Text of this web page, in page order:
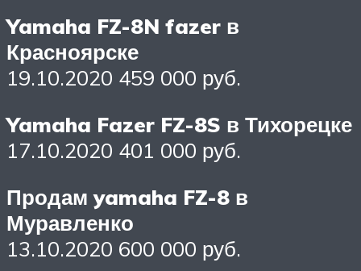
Yamaha FZ-8N fazer в
Красноярске
19.10.2020 459 000 руб.
Yamaha Fazer FZ-8S в Тихорецке
17.10.2020 401 000 руб.
Продам yamaha FZ-8 в
Муравленко
13.10.2020 600 000 руб.